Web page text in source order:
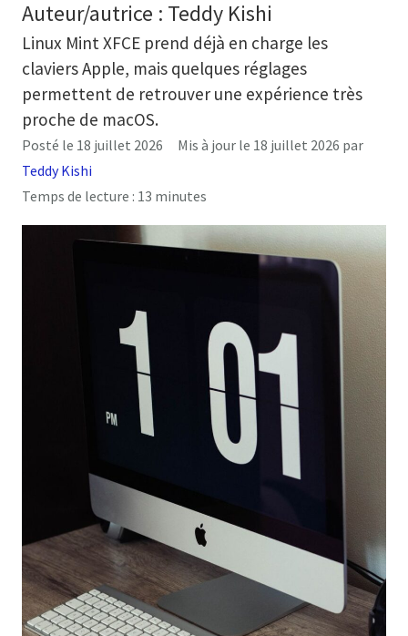
Auteur/autrice : Teddy Kishi
Linux Mint XFCE prend déjà en charge les
claviers Apple, mais quelques réglages
permettent de retrouver une expérience très
proche de macOS.
Posté le 18 juillet 2026 Mis à jour le 18 juillet 2026 par
Teddy Kishi
Temps de lecture : 13 minutes